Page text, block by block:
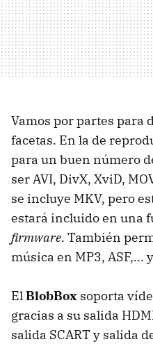
Vamos por partes para
facetas. En la de
para un buen número
serAVI, DivX, XviD,
se incluye MKV, pero
estará incluido en una
firmware. También
música en MP3, ASF,...
ElBlobBox soporta
gracias a su salida
salida SCARTy salida